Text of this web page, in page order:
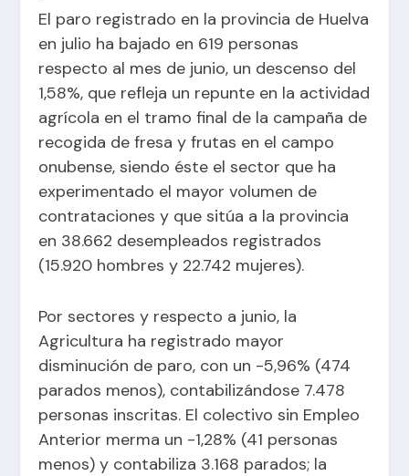
El paro registrado en la provincia de Huelva
en julio ha bajado en 619 personas
respecto al mes de junio, un descenso del
1,58%, que refleja un repunte en la actividad
agrícola en el tramo final de la campaña de
recogida de fresa y frutas en el campo
onubense, siendo éste el sector que ha
experimentado el mayor volumen de
contrataciones y que sitúa a la provincia
en 38.662 desempleados registrados
(15.920 hombres y 22.742 mujeres).
Por sectores y respecto a junio, la
Agricultura ha registrado mayor
disminución de paro, con un -5,96% (474
parados menos), contabilizándose 7.478
personas inscritas. El colectivo sin Empleo
Anterior merma un -1,28% (41 personas
menos) y contabiliza 3.168 parados; la